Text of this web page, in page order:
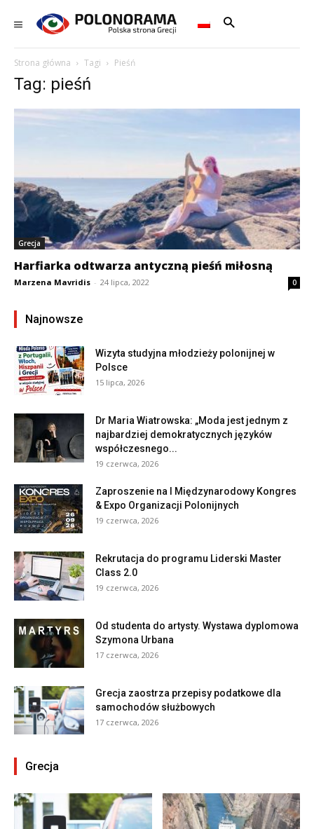
Strona główna Tagi Pieśń
Tag: pieśń
Grecja
Harfiarka odtwarza antyczną pieśń miłosną
Marzena Mavridis - 24 lipca, 2022 0
Najnowsze
Wizyta studyjna młodzieży polonijnej w
Polsce
15 lipca, 2026
Dr Maria Wiatrowska: „Moda jest jednym z
najbardziej demokratycznych języków
współczesnego...
19 czerwca, 2026
Zaproszenie na I Międzynarodowy Kongres
& Expo Organizacji Polonijnych
19 czerwca, 2026
Rekrutacja do programu Liderski Master
Class 2.0
19 czerwca, 2026
Od studenta do artysty. Wystawa dyplomowa
Szymona Urbana
17 czerwca, 2026
Grecja zaostrza przepisy podatkowe dla
samochodów służbowych
17 czerwca, 2026
Grecja